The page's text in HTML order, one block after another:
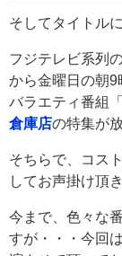
そしてタイトル
フジテレビ系列
から金曜日の朝9
バラエティ番組
倉庫店の特集が
そちらで、コス
してお声掛け頂
今まで、色々な
すが・・・今回